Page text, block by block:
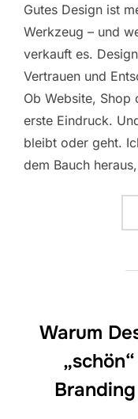
Gutes Design ist
Werkzeug – und
verkauft es.
Vertrauen und
Ob Website,
erste Eindruck.
bleibt oder geht.
dem Bauch
Warum